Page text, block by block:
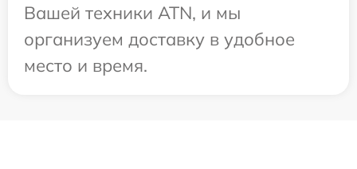
Вашей техники ATN, и мы
организуем доставку в удобное
место и время.